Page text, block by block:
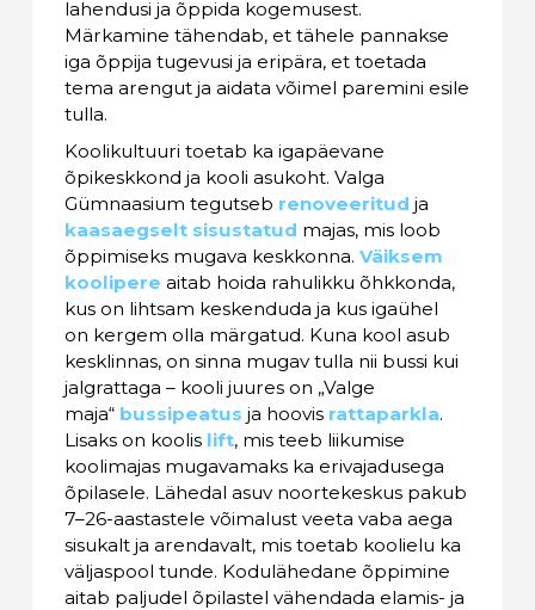
lahendusi ja õppida kogemusest.
Märkamine tähendab, et tähele pannakse
iga õppija tugevusi ja eripära, et toetada
tema arengut ja aidata võimel paremini esile
tulla.
Koolikultuuri toetab ka igapäevane
õpikeskkond ja kooli asukoht. Valga
Gümnaasium tegutseb renoveeritud ja
kaasaegselt sisustatud majas, mis loob
õppimiseks mugava keskkonna. Väiksem
koolipere aitab hoida rahulikku õhkkonda,
kus on lihtsam keskenduda ja kus igaühel
on kergem olla märgatud. Kuna kool asub
kesklinnas, on sinna mugav tulla nii bussi kui
jalgrattaga – kooli juures on „Valge
maja“ bussipeatus ja hoovis rattaparkla.
Lisaks on koolis lift, mis teeb liikumise
koolimajas mugavamaks ka erivajadusega
õpilasele. Lähedal asuv noortekeskus pakub
7–26-aastastele võimalust veeta vaba aega
sisukalt ja arendavalt, mis toetab koolielu ka
väljaspool tunde. Kodulähedane õppimine
aitab paljudel õpilastel vähendada elamis- ja